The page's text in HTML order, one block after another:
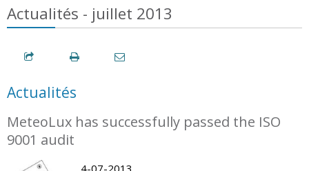
Actualités - juillet 2013
Actualités
MeteoLux has successfully passed the ISO
9001 audit
4-07-2013